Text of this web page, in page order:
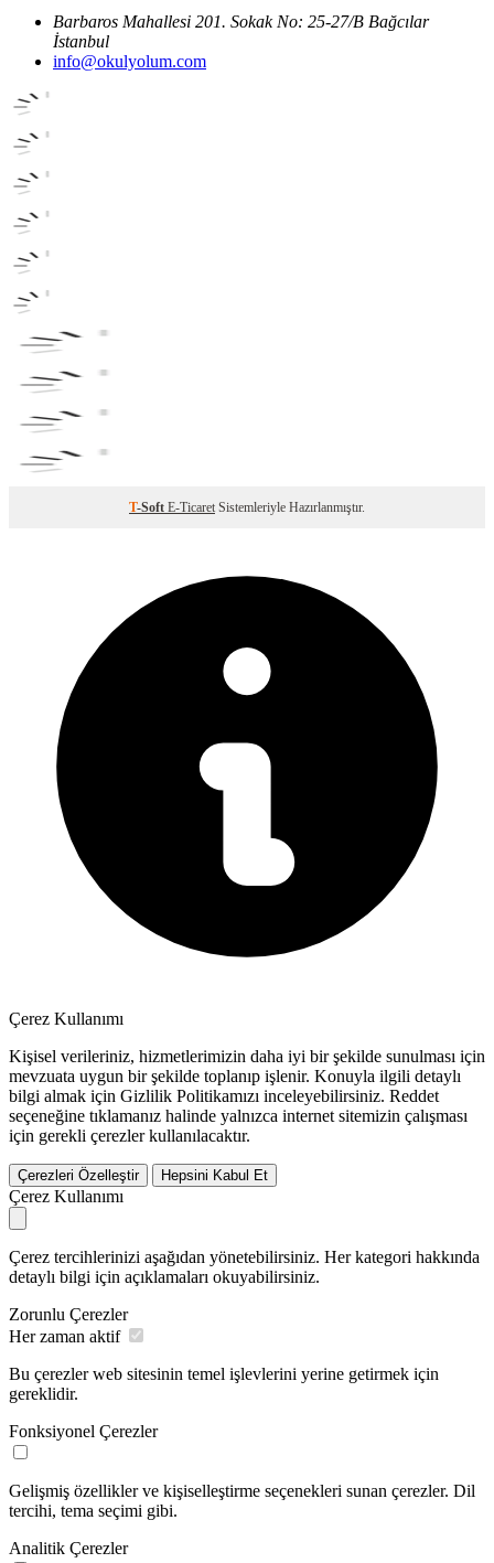
Barbaros Mahallesi 201. Sokak No: 25-27/B Bağcılar
İstanbul
info@okulyolum.com
T-Soft E-Ticaret Sistemleriyle Hazırlanmıştır.
Çerez Kullanımı
Kişisel verileriniz, hizmetlerimizin daha iyi bir şekilde sunulması için
mevzuata uygun bir şekilde toplanıp işlenir. Konuyla ilgili detaylı
bilgi almak için Gizlilik Politikamızı inceleyebilirsiniz. Reddet
seçeneğine tıklamanız halinde yalnızca internet sitemizin çalışması
için gerekli çerezler kullanılacaktır.
Çerezleri Özelleştir Hepsini Kabul Et
Çerez Kullanımı
Çerez tercihlerinizi aşağıdan yönetebilirsiniz. Her kategori hakkında
detaylı bilgi için açıklamaları okuyabilirsiniz.
Zorunlu Çerezler
Her zaman aktif
Bu çerezler web sitesinin temel işlevlerini yerine getirmek için
gereklidir.
Fonksiyonel Çerezler
Gelişmiş özellikler ve kişiselleştirme seçenekleri sunan çerezler. Dil
tercihi, tema seçimi gibi.
Analitik Çerezler